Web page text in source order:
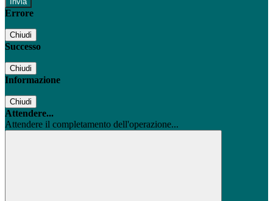
Errore
Chiudi
Successo
Chiudi
Informazione
Chiudi
Attendere...
Attendere il completamento dell'operazione...